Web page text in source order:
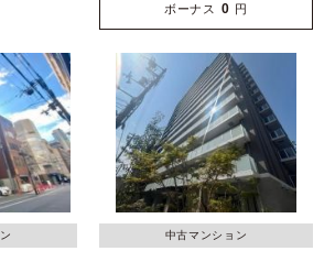
ボーナス
0 円
中古マンション